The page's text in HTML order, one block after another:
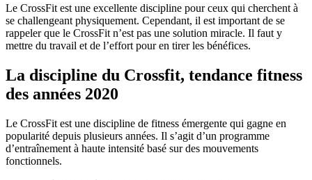
Le CrossFit est une excellente discipline pour ceux qui cherchent à
se challengeant physiquement. Cependant, il est important de se
rappeler que le CrossFit n’est pas une solution miracle. Il faut y
mettre du travail et de l’effort pour en tirer les bénéfices.
La discipline du Crossfit, tendance fitness
des années 2020
Le CrossFit est une discipline de fitness émergente qui gagne en
popularité depuis plusieurs années. Il s’agit d’un programme
d’entraînement à haute intensité basé sur des mouvements
fonctionnels.